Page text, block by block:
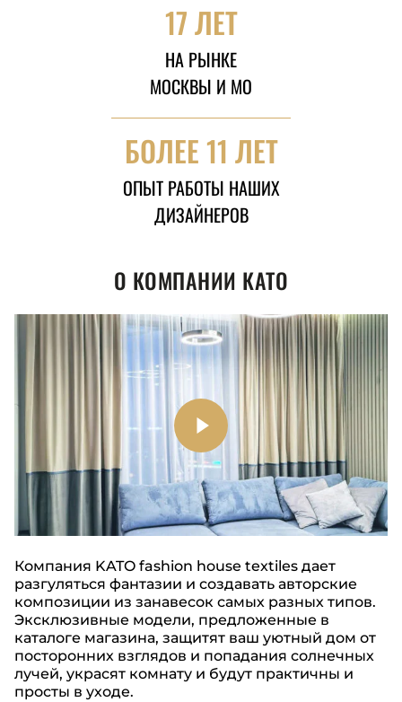
17 ЛЕТ
НА РЫНКЕ
МОСКВЫ И МО
БОЛЕЕ 11 ЛЕТ
ОПЫТ РАБОТЫ НАШИХ
ДИЗАЙНЕРОВ
О КОМПАНИИ КАТО
Компания KATO fashion house textiles дает
разгуляться фантазии и создавать авторские
композиции из занавесок самых разных типов.
Эксклюзивные модели, предложенные в
каталоге магазина, защитят ваш уютный дом от
посторонних взглядов и попадания солнечных
лучей, украсят комнату и будут практичны и
просты в уходе.